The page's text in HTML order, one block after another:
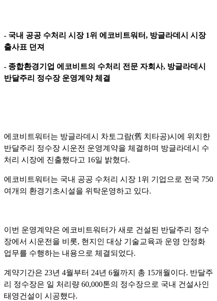
- 국내 공공 수처리 시장 1위 에코비트워터, 방글라데시 시장
출사표 던져
- 종합환경기업 에코비트의 수처리 전문 자회사, 방글라데시
반달주리 정수장 운영계약 체결
에코비트워터는 방글라데시 차토그람(舊 치타공)시에 위치한
반달주리 정수장 시운전 운영계약을 체결하며 방글라데시 수
처리 시장에 진출했다고 16일 밝혔다.
에코비트워터는 국내 공공 수처리 시장 1위 기업으로 전국 750
여개의 환경기초시설을 위탁운영하고 있다.
이번 운영계약은 에코비트워터가 새로 건설된 반달주리 정수
장에서 시운전을 비롯, 현지인 대상 기술교육과 운영 안정화
업무를 수행하는 내용으로 체결되었다.
계약기간은 23년 4월부터 24년 6월까지 총 15개월이다. 반달주
리 정수장은 일 처리량 60,000톤의 정수장으로 국내 건설사인
태영건설이 시공했다.